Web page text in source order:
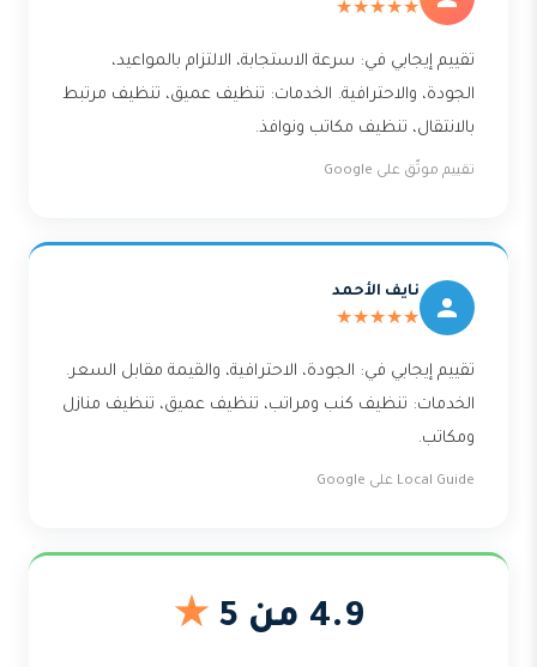
★★★★★
تقييم إيجابي في: سرعة الاستجابة، الالتزام بالمواعيد،
الجودة، والاحترافية. الخدمات: تنظيف عميق، تنظيف مرتبط
بالانتقال، تنظيف مكاتب ونوافذ.
تقييم موثّق على Google
نايف الأحمد
★★★★★
تقييم إيجابي في: الجودة، الاحترافية، والقيمة مقابل السعر.
الخدمات: تنظيف كنب ومراتب، تنظيف عميق، تنظيف منازل
ومكاتب.
Local Guide على Google
4.9 من 5 ★